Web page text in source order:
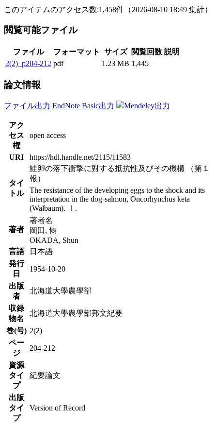
このアイテムのアクセス数:1,458件 （2026-08-10 18:49 集計）
閲覧可能ファイル
ファイル フォーマット サイズ 閲覧回数 説明
2(2)_p204-212 pdf 1.23 MB 1,445
論文情報
ファイル出力 EndNote Basic出力 Mendeley出力
アク
セス
権
open access
URI https://hdl.handle.net/2115/11583
タイ
トル
鮭卵の落下衝撃に對する抵抗性及びその機構 （第１
報）
The resistance of the developing eggs to the shock and its
interpretation in the dog-salmon, Oncorhynchus keta
(Walbaum). Ⅰ.
著者
著者名
岡田, 雋
OKADA, Shun
言語
日本語
発行
日
1954-10-20
出版
者
北海道大學農學部
収録
物名
北海道大學農學部邦文紀要
巻(号) 2(2)
ペー
ジ
204-212
資源
タイ
プ
紀要論文
出版
タイ
プ
Version of Record